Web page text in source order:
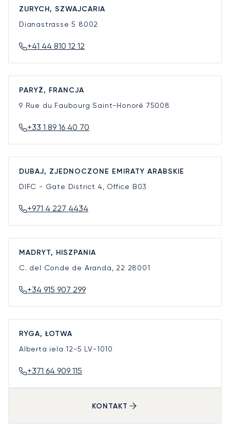
ZURYCH, SZWAJCARIA
Dianastrasse 5 8002
+41 44 810 12 12
PARYŻ, FRANCJA
9 Rue du Faubourg Saint-Honoré 75008
+33 1 89 16 40 70
DUBAJ, ZJEDNOCZONE EMIRATY ARABSKIE
DIFC - Gate District 4, Office B03
+971 4 227 4434
MADRYT, HISZPANIA
C. del Conde de Aranda, 22 28001
+34 915 907 299
RYGA, ŁOTWA
Alberta iela 12-5 LV-1010
+371 64 909 115
KONTAKT